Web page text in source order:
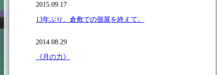
2015.09.17
13年ぶり、倉敷での個展を終えて。
2014.08.29
《月の力》